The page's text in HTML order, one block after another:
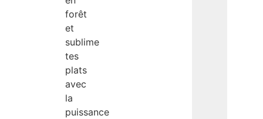
forêt
et
sublime
tes
plats
avec
la
puissance